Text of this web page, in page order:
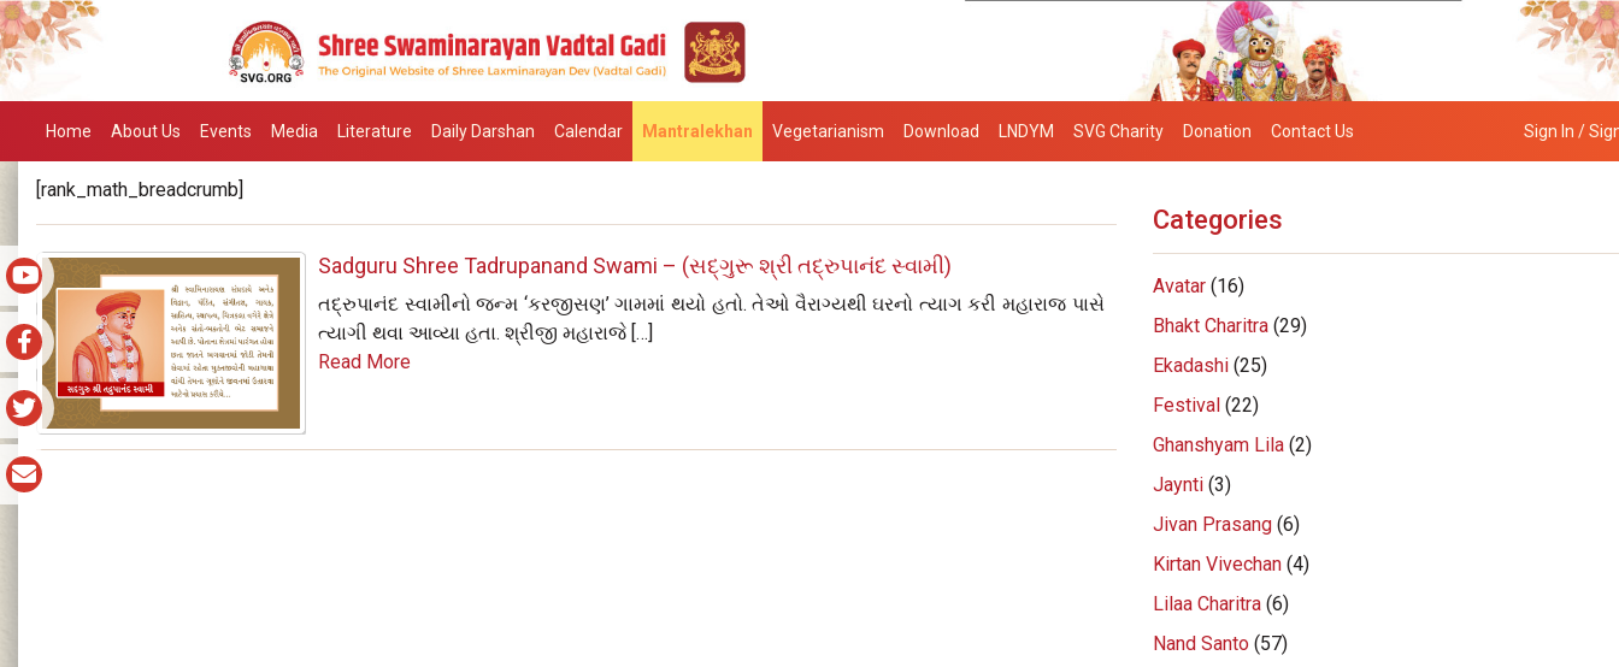
Home About Us Events Media Literature Daily Darshan Calendar Mantralekhan Vegetarianism Download LNDYM SVG Charity Donation Contact Us Sign In /
[rank_math_breadcrumb]
Sadguru Shree Tadrupanand Swami – (સદ્‌ગુરૂ શ્રી તદ્રુપાનંદ સ્વામી)
તદ્રુપાનંદ સ્વામીનો જન્મ ‘કરજીસણ’ ગામમાં થયો હતો. તેઓ વૈરાગ્યથી ઘરનો ત્યાગ કરી મહારાજ પાસે
ત્યાગી થવા આવ્યા હતા. શ્રીજી મહારાજે […]
Read More
Categories
Avatar(16)
Bhakt Charitra(29)
Ekadashi(25)
Festival(22)
Ghanshyam Lila(2)
Jaynti(3)
Jivan Prasang(6)
Kirtan Vivechan(4)
Lilaa Charitra(6)
Nand Santo(57)